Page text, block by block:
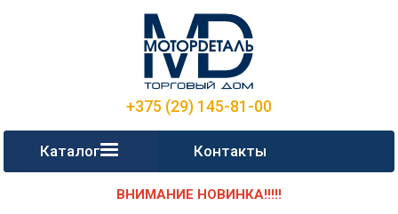
+375 (29) 145-81-00
Каталог Контакты
ВНИМАНИЕ НОВИНКА!!!!!